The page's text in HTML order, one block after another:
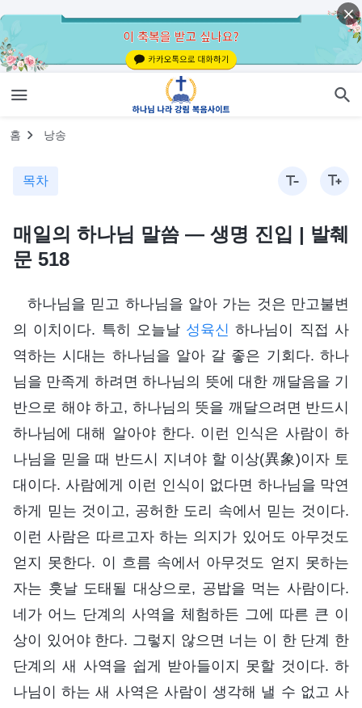
홈 낭송
목차
매일의 하나님 말씀 ― 생명 진입 | 발췌
문 518
하나님을 믿고 하나님을 알아 가는 것은 만고불변
의 이치이다. 특히 오늘날 성육신 하나님이 직접 사
역하는 시대는 하나님을 알아 갈 좋은 기회다. 하나
님을 만족게 하려면 하나님의 뜻에 대한 깨달음을 기
반으로 해야 하고, 하나님의 뜻을 깨달으려면 반드시
하나님에 대해 알아야 한다. 이런 인식은 사람이 하
나님을 믿을 때 반드시 지녀야 할 이상(異象)이자 토
대이다. 사람에게 이런 인식이 없다면 하나님을 막연
하게 믿는 것이고, 공허한 도리 속에서 믿는 것이다.
이런 사람은 따르고자 하는 의지가 있어도 아무것도
얻지 못한다. 이 흐름 속에서 아무것도 얻지 못하는
자는 훗날 도태될 대상으로, 공밥을 먹는 사람이다.
네가 어느 단계의 사역을 체험하든 그에 따른 큰 이
상이 있어야 한다. 그렇지 않으면 너는 이 한 단계 한
단계의 새 사역을 쉽게 받아들이지 못할 것이다. 하
나님이 하는 새 사역은 사람이 생각해 낼 수 없고 사